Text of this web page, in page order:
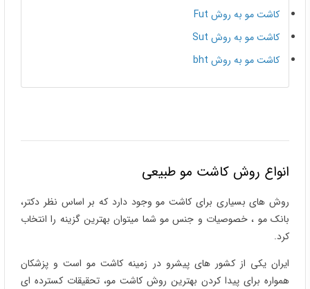
کاشت مو به روش Fut
کاشت مو به روش Sut
کاشت مو به روش bht
انواع روش کاشت مو طبیعی
روش های بسیاری برای کاشت مو وجود دارد که بر اساس نظر دکتر،
بانک مو ، خصوصیات و جنس مو شما میتوان بهترین گزینه را انتخاب
کرد.
ایران یکی از کشور های پیشرو در زمینه کاشت مو است و پزشکان
همواره برای پیدا کردن بهترین روش کاشت مو، تحقیقات کسترده ای